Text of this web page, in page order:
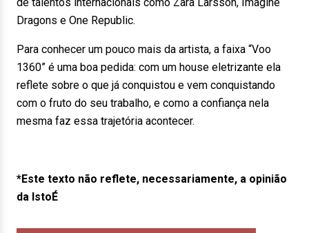
Dragons e One Republic.
Para conhecer um pouco mais da artista, a faixa “Voo
1360” é uma boa pedida: com um house eletrizante ela
reflete sobre o que já conquistou e vem conquistando
com o fruto do seu trabalho, e como a confiança nela
mesma faz essa trajetória acontecer.
*Este texto não reflete, necessariamente, a opinião
da IstoÉ